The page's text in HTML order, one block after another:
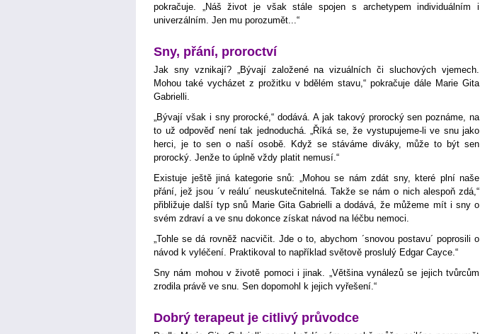
pokračuje. „Náš život je však stále spojen s archetypem individuálním i
univerzálním. Jen mu porozumět...“
Sny, přání, proroctví
Jak sny vznikají? „Bývají založené na vizuálních či sluchových vjemech.
Mohou také vycházet z prožitku v bdělém stavu,“ pokračuje dále Marie Gita
Gabrielli.
„Bývají však i sny prorocké,“ dodává. A jak takový prorocký sen poznáme, na
to už odpověď není tak jednoduchá. „Říká se, že vystupujeme-li ve snu jako
herci, je to sen o naší osobě. Když se stáváme diváky, může to být sen
prorocký. Jenže to úplně vždy platit nemusí.“
Existuje ještě jiná kategorie snů: „Mohou se nám zdát sny, které plní naše
přání, jež jsou ´v reálu´ neuskutečnitelná. Takže se nám o nich alespoň zdá,“
přibližuje další typ snů Marie Gita Gabrielli a dodává, že můžeme mít i sny o
svém zdraví a ve snu dokonce získat návod na léčbu nemoci.
„Tohle se dá rovněž nacvičit. Jde o to, abychom ´snovou postavu´ poprosili o
návod k vyléčení. Praktikoval to například světově proslulý Edgar Cayce.“
Sny nám mohou v životě pomoci i jinak. „Většina vynálezů se jejich tvůrcům
zrodila právě ve snu. Sen dopomohl k jejich vyřešení.“
Dobrý terapeut je citlivý průvodce